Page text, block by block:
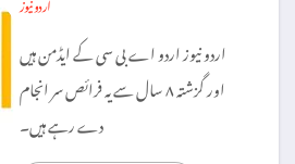
اردو نیوز اردو اے بی سی کے ایڈمن ہیں
اور گزشتہ ۸ سال سے یہ فرائص سر انجام
دے رہے ہیں۔